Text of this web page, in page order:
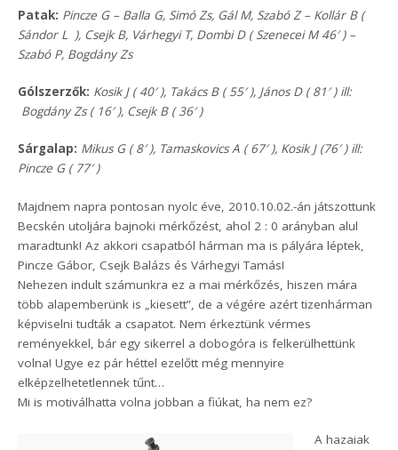
Patak: Pincze G – Balla G, Simó Zs, Gál M, Szabó Z – Kollár B (
Sándor L ), Csejk B, Várhegyi T, Dombi D ( Szenecei M 46′ ) –
Szabó P, Bogdány Zs
Gólszerzők: Kosik J ( 40′ ), Takács B ( 55′ ), János D ( 81′ ) ill:
Bogdány Zs ( 16′ ), Csejk B ( 36′ )
Sárgalap: Mikus G ( 8′ ), Tamaskovics A ( 67′ ), Kosik J (76′ ) ill:
Pincze G ( 77′ )
Majdnem napra pontosan nyolc éve, 2010.10.02.-án játszottunk
Becskén utoljára bajnoki mérkőzést, ahol 2 : 0 arányban alul
maradtunk! Az akkori csapatból hárman ma is pályára léptek,
Pincze Gábor, Csejk Balázs és Várhegyi Tamás!
Nehezen indult számunkra ez a mai mérkőzés, hiszen mára
több alapemberünk is „kiesett”, de a végére azért tizenhárman
képviselni tudták a csapatot. Nem érkeztünk vérmes
reményekkel, bár egy sikerrel a dobogóra is felkerülhettünk
volna! Ugye ez pár héttel ezelőtt még mennyire
elképzelhetetlennek tűnt…
Mi is motiválhatta volna jobban a fiúkat, ha nem ez?
A hazaiak